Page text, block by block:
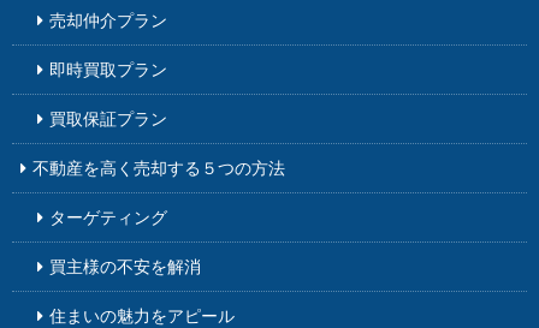
売却仲介プラン
即時買取プラン
買取保証プラン
不動産を高く売却する５つの方法
ターゲティング
買主様の不安を解消
住まいの魅力をアピール